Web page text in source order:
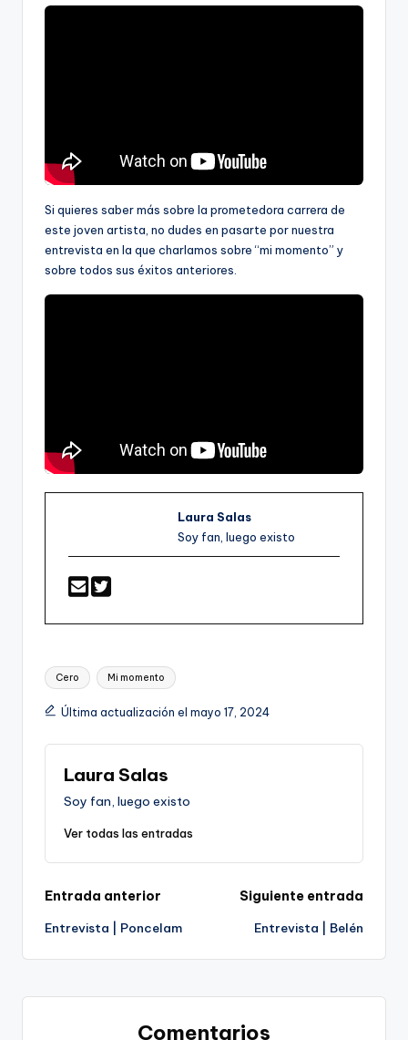
Si quieres saber más sobre la prometedora carrera de
este joven artista, no dudes en pasarte por nuestra
entrevista en la que charlamos sobre “mi momento” y
sobre todos sus éxitos anteriores.
Laura Salas
Soy fan, luego existo
Etiquetas:
Cero Mi momento
Última actualización el mayo 17, 2024
Laura Salas
Soy fan, luego existo
Ver todas las entradas
Navegación
de
Entrada anterior
Entrevista | Poncelam
Siguiente entrada
Entrevista | Belén
Comentarios